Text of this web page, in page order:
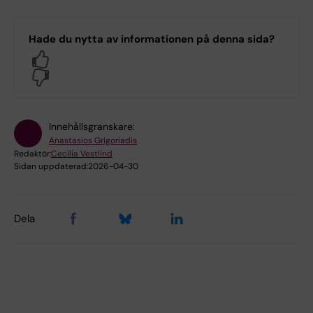
Hade du nytta av informationen på denna sida?
Innehållsgranskare:
Anastasios Grigoriadis
Redaktör:Cecilia Vestlind
Sidan uppdaterad:2026-04-30
Dela